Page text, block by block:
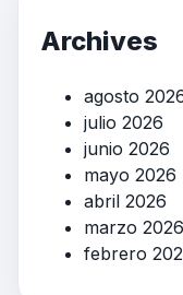
Archives
agosto
julio 2026
junio 2026
mayo 2026
abril 2026
marzo 2026
febrero